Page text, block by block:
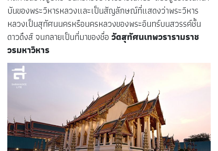
บันของพระวิหารหลวงและเป็นสัญลักษณ์ที่แสดงว่าพระวิหาร
หลวงเป็นสุทัศนนครหรือนครหลวงของพระอินทร์บนสวรรค์ชั้น
ดาวดึงส์ จนกลายเป็นที่มาของชื่อ วัดสุทัศนเทพวรารามราช
วรมหาวิหาร